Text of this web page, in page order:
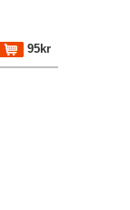
95kr